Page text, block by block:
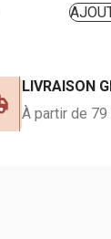
LIVRAISON
À partir de 79